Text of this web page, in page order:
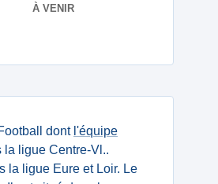
À VENIR
dont l'équipe
ligue Centre-Vl..
la ligue Eure et Loir. Le